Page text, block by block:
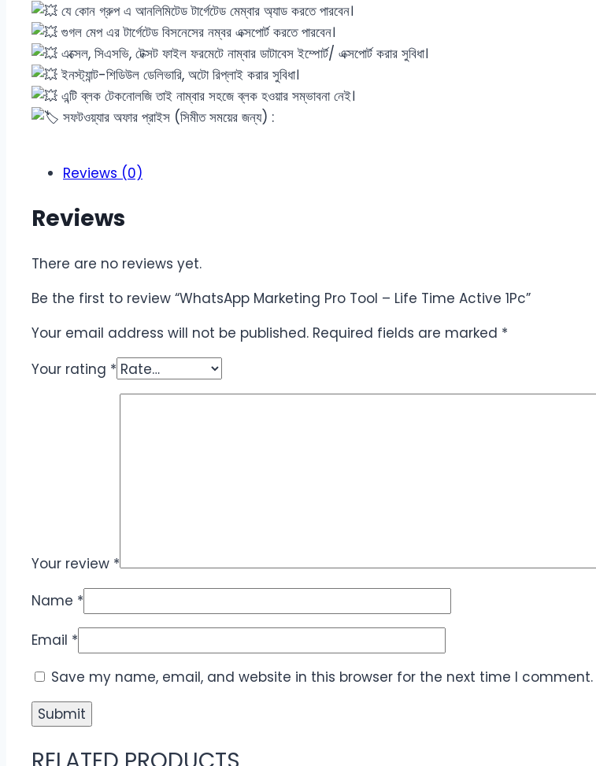
যে কোন গ্রুপ এ আনলিমিটেড টার্গেটেড মেম্বার অ্যাড করতে পারবেন।
গুগল মেপ এর টার্গেটেড বিসনেসের নম্বর এক্সপোর্ট করতে পারবেন।
এক্সেল, সিএসভি, টেক্সট ফাইল ফরমেটে নাম্বার ডাটাবেস ইম্পোর্ট/ এক্সপোর্ট করার সুবিধা।
ইনস্ট্যান্ট-শিডিউল ডেলিভারি, অটো রিপ্লাই করার সুবিধা।
এন্টি ব্লক টেকনোলজি তাই নাম্বার সহজে ব্লক হওয়ার সম্ভাবনা নেই।
সফটওয়্যার অফার প্রাইস (সিমীত সময়ের জন্য) :
Reviews (0)
Reviews
There are no reviews yet.
Be the first to review “WhatsApp Marketing Pro Tool – Life Time Active 1Pc”
Your email address will not be published. Required fields are marked *
Your rating *
Your review *
Name *
Email *
Save my name, email, and website in this browser for the next time I comment.